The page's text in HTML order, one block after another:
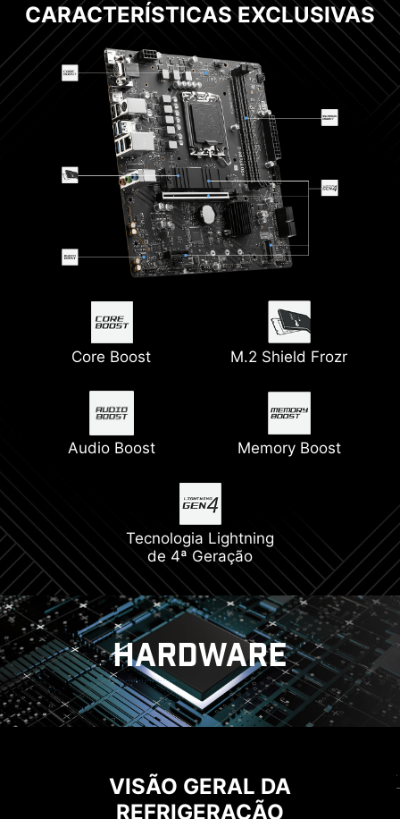
CARACTERÍSTICAS EXCLUSIVAS
Core Boost M.2 Shield Frozr
Audio Boost Memory Boost
Tecnologia Lightning
de 4ª Geração
HARDWARE
ARREFECIMENTO SOLUÇÃO ENERGÉTICA
VISÃO GERAL DA
REFRIGERAÇÃO
CORE BOOST
EZ M.2 CLIP